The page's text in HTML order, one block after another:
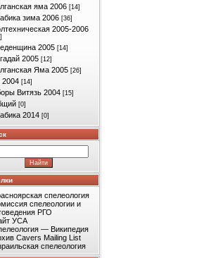
яма 2006 [14]
зима 2006 [36]
2005-2006
2005 [14]
2005 [12]
Яма 2005 [26]
2004 [14]
Витязь 2004 [15]
[0]
2014 [0]
спелеология
спелеологии и
РГО
УСА
— Википедия
Cavers Mailing List
спелеология